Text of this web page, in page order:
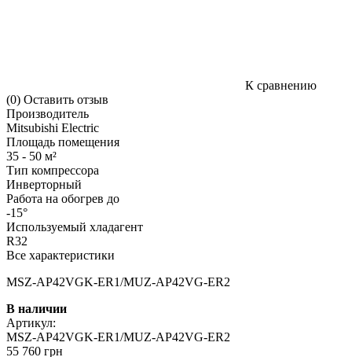
К сравнению
(0) Оставить отзыв
Производитель
Mitsubishi Electric
Площадь помещения
35 - 50 м²
Тип компрессора
Инверторный
Работа на обогрев до
-15°
Используемый хладагент
R32
Все характеристики
MSZ-AP42VGK-ER1/MUZ-AP42VG-ER2
В наличии
Артикул:
MSZ-AP42VGK-ER1/MUZ-AP42VG-ER2
55 760 грн